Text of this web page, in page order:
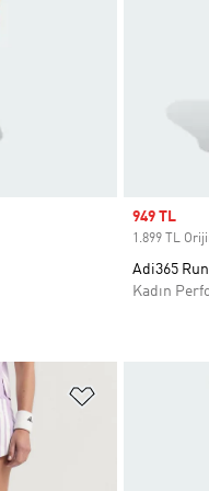
Sale price
949 TL
1.899 TL
Adi365
Kadın
Favori